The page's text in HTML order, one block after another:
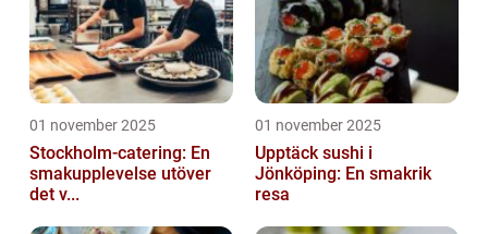
01 november 2025
Stockholm-catering: En
smakupplevelse utöver
det v...
01 november 2025
Upptäck sushi i
Jönköping: En smakrik
resa